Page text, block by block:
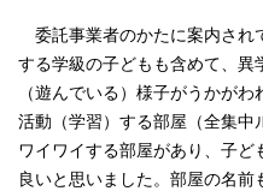
委託事業者のかたに案内され
する学級の子どもも含めて、異
（遊んでいる）様子がうかが
活動（学習）する部屋（全集中
ワイワイする部屋があり、子
良いと思いました。部屋の名前